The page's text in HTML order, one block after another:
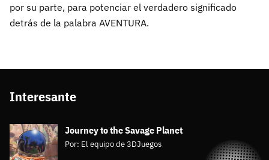
por su parte, para potenciar el verdadero significado
detrás de la palabra AVENTURA.
Interesante
Journey to the Savage Planet
Por: El equipo de 3DJuegos